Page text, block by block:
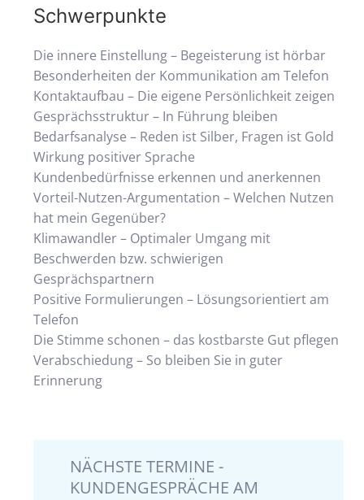
Schwerpunkte
Die innere Einstellung – Begeisterung ist hörbar
Besonderheiten der Kommunikation am Telefon
Kontaktaufbau – Die eigene Persönlichkeit zeigen
Gesprächsstruktur – In Führung bleiben
Bedarfsanalyse – Reden ist Silber, Fragen ist Gold
Wirkung positiver Sprache
Kundenbedürfnisse erkennen und anerkennen
Vorteil-Nutzen-Argumentation – Welchen Nutzen
hat mein Gegenüber?
Klimawandler – Optimaler Umgang mit
Beschwerden bzw. schwierigen
Gesprächspartnern
Positive Formulierungen – Lösungsorientiert am
Telefon
Die Stimme schonen – das kostbarste Gut pflegen
Verabschiedung – So bleiben Sie in guter
Erinnerung
NÄCHSTE TERMINE -
KUNDENGESPRÄCHE AM